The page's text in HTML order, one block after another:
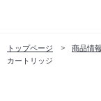
トップページ 商品情報
カートリッジ